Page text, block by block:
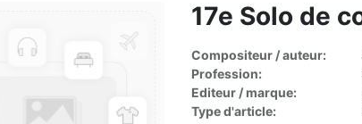
17e Solo de
Compositeur / auteur:
Profession:
Editeur / marque:
Type d'article: